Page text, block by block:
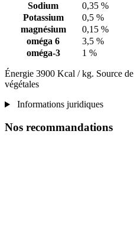
Sodium
0,35 %
Potassium
0,5 %
magnésium
0,15 %
oméga 6
3,5 %
oméga-3
1 %
Énergie 3900 Kcal / kg. Source
végétales
Informations juridiques
Nos recommandations